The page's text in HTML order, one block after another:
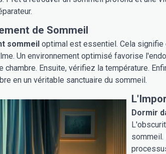
de Sommeil
sommeil optimal est essentiel. Cela signifie
Un environnement optimisé favorise
chambre. Ensuite, vérifiez la température.
en un véritable sanctuaire du sommeil.
Dormir
sommeil.